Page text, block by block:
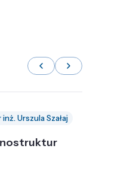
inż. Urszula Szałaj